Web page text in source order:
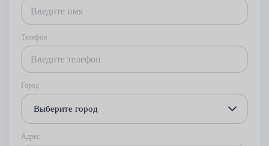
Телефон
Город
Выберите город
Адрес